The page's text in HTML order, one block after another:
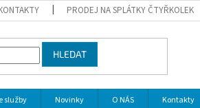
PRODEJ NA SPLÁTKY ČTYŘKOLEK
HLEDAT
služby Novinky O NÁS Kontakty